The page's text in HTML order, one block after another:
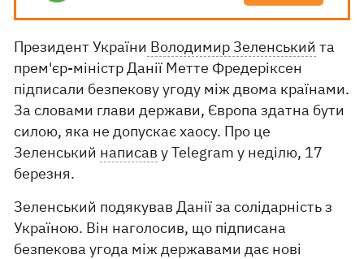
Президент України Володимир Зеленський та
прем'єр-міністр Данії Метте Фредеріксен
підписали безпекову угоду між двома країнами.
За словами глави держави, Європа здатна бути
силою, яка не допускає хаосу. Про це
Зеленський написав у Telegram у неділю, 17
березня.
Зеленський подякував Данії за солідарність з
Україною. Він наголосив, що підписана
безпекова угода між державами дає нові